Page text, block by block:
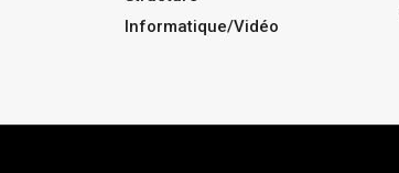
Informatique/Vidéo